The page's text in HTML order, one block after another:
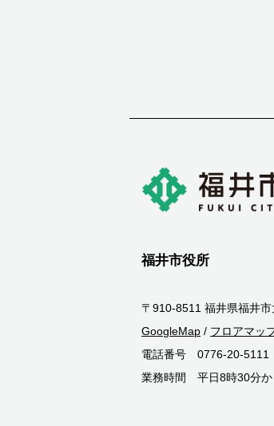
福井市役所
〒910-8511 福井県福井
GoogleMap / フロアマッ
電話番号 0776-20-5111
業務時間 平日8時30分か